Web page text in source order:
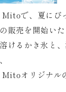
で、夏にぴ
販売を開始い
けるかき氷と
オリジナル